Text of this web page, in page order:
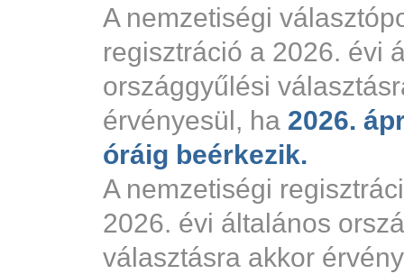
A nemzetiségi
regisztráció a 2026. évi
országgyűlési
érvényesül, ha 2026.
óráig beérkezik.
A nemzetiségi
2026. évi általános
választásra akkor